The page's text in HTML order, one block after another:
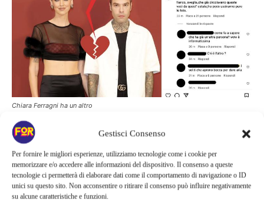
Gestisci Consenso
Per fornire le migliori esperienze, utilizziamo tecnologie come i cookie per
memorizzare e/o accedere alle informazioni del dispositivo. Il consenso a queste
tecnologie ci permetterà di elaborare dati come il comportamento di navigazione o ID
unici su questo sito. Non acconsentire o ritirare il consenso può influire negativamente
su alcune caratteristiche e funzioni.
Chiara Ferragni ha un altro
Chiara Ferragni ha un altro
Non era da pochi giorni che si parlava del fatto che Chiara